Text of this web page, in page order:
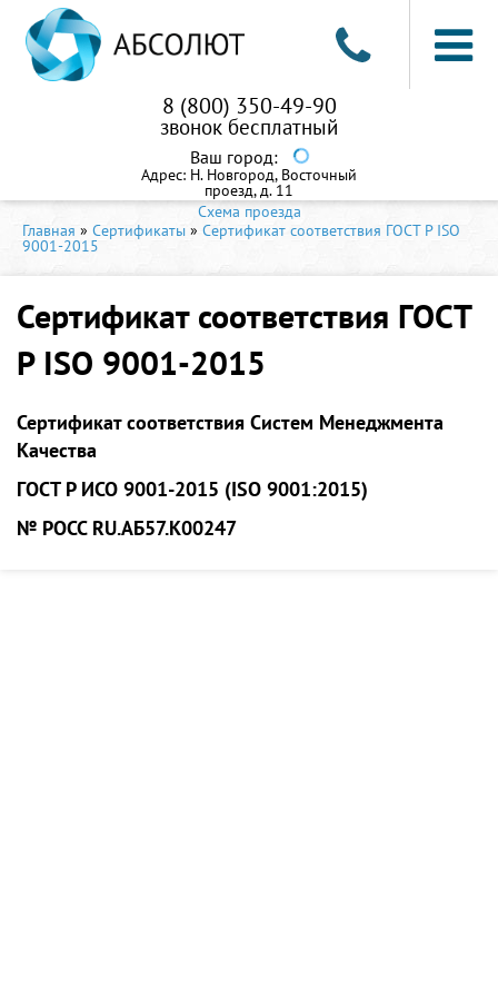
8 (800) 350-49-90
звонок бесплатный
Ваш город:
Адрес: Н. Новгород, Восточный
проезд, д. 11
Схема проезда
Главная » Сертификаты » Сертификат соответствия ГОСТ Р ISO
9001-2015
Сертификат соответствия ГОСТ
Р ISO 9001-2015
Сертификат соответствия Систем Менеджмента
Качества
ГОСТ Р ИСО 9001-2015 (ISO 9001:2015)
№ РОСС RU.АБ57.К00247